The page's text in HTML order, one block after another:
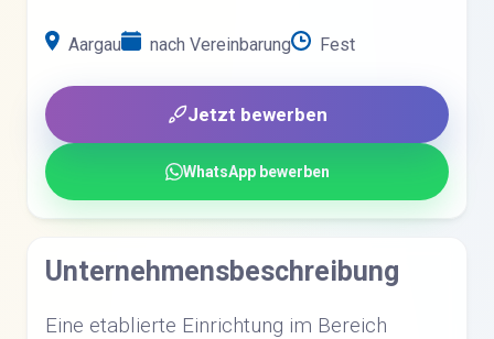
Aargau nach Vereinbarung Fest
Jetzt bewerben
WhatsApp bewerben
Unternehmensbeschreibung
Eine etablierte Einrichtung im Bereich